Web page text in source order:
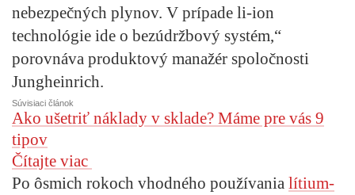
nebezpečných plynov. V prípade li-ion
technológie ide o bezúdržbový systém,“
porovnáva produktový manažér spoločnosti
Jungheinrich.
Súvisiaci článok
Ako ušetriť náklady v sklade? Máme pre vás 9
tipov
Čítajte viac
Po ôsmich rokoch vhodného používania lítium-